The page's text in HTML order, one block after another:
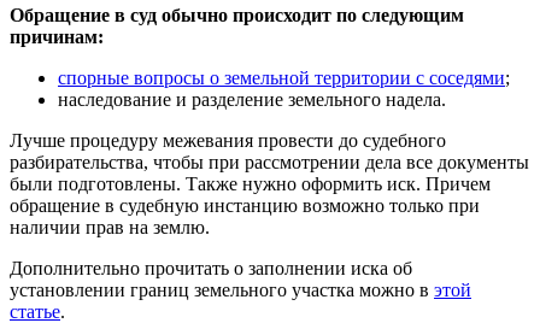
Обращение в суд обычно происходит по следующим
причинам:
спорные вопросы о земельной территории с соседями;
наследование и разделение земельного надела.
Лучше процедуру межевания провести до судебного
разбирательства, чтобы при рассмотрении дела все документы
были подготовлены. Также нужно оформить иск. Причем
обращение в судебную инстанцию возможно только при
наличии прав на землю.
Дополнительно прочитать о заполнении иска об
установлении границ земельного участка можно в этой
статье.